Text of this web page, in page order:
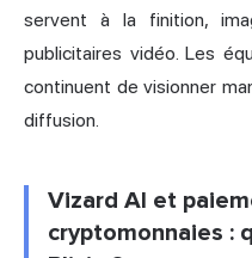
servent à la finition,
publicitaires vidéo. Les
continuent de visionner
diffusion.
Vizard AI et
cryptomonnaies :